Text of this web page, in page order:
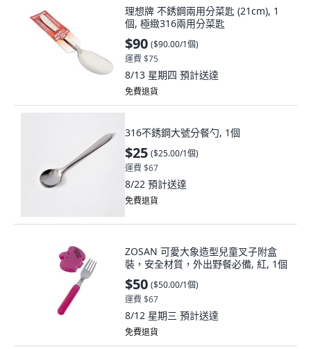
理想牌 不銹鋼兩用分菜匙 (21cm), 1
個, 極緻316兩用分菜匙
$90 ($90.00/1個)
運費 $75
8/13 星期四 預計送達
免費退貨
316不銹鋼大號分餐勺, 1個
$25 ($25.00/1個)
運費 $67
8/22 預計送達
免費退貨
ZOSAN 可愛大象造型兒童叉子附盒
裝，安全材質，外出野餐必備, 紅, 1個
$50 ($50.00/1個)
運費 $67
8/12 星期三 預計送達
免費退貨